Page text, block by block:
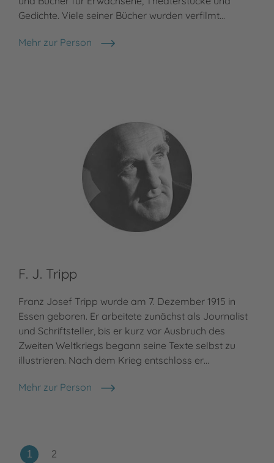
Gedichte. Viele seiner Bücher wurden verfilmt…
Mehr zur Person
Michael Ende
F. J. Tripp
Franz Josef Tripp wurde am 7. Dezember 1915 in
Essen geboren. Er arbeitete zunächst als Journalist
und Schriftsteller, bis er kurz vor Ausbruch des
Zweiten Weltkriegs begann seine Texte selbst zu
illustrieren. Nach dem Krieg entschloss er…
Mehr zur Person
F. J. Tripp